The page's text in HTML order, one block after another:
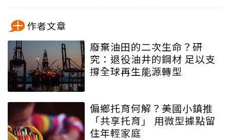
作者文章
廢棄油田的二次生命？研
究：退役油井的鋼材 足以支
撐全球再生能源轉型
偏鄉托育何解？美國小鎮推
「共享托育」 用微型據點留
住年輕家庭